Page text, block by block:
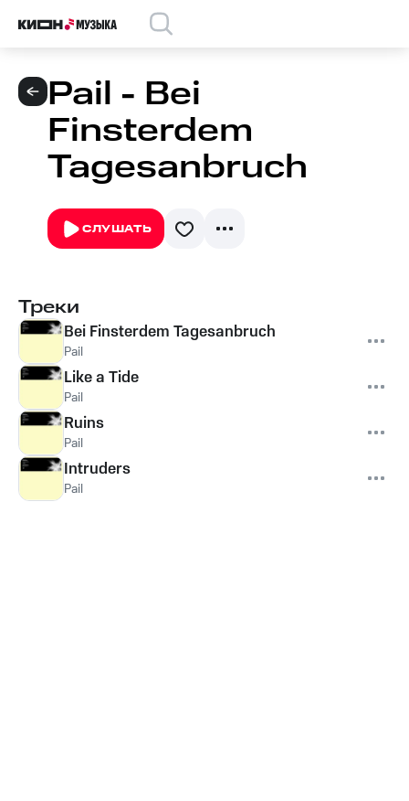
Pail - Bei
Finsterdem
Tagesanbruch
СЛУШАТЬ
Треки
Bei Finsterdem Tagesanbruch
Pail
Like a Tide
Pail
Ruins
Pail
Intruders
Pail